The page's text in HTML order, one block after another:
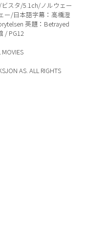
スタ/5.1ch/ノルウェー
ー/日本語字幕：高橋澄
英題：Betrayed
/ PG12
MOVIES
AS. ALL RIGHTS